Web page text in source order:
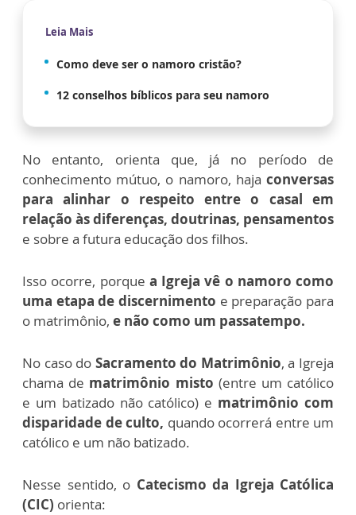
Leia Mais
Como deve ser o namoro cristão?
12 conselhos bíblicos para seu namoro
No entanto, orienta que, já no período de
conhecimento mútuo, o namoro, haja conversas
para alinhar o respeito entre o casal em
relação às diferenças, doutrinas, pensamentos
e sobre a futura educação dos filhos.
Isso ocorre, porque a Igreja vê o namoro como
uma etapa de discernimento e preparação para
o matrimônio, e não como um passatempo.
No caso do Sacramento do Matrimônio, a Igreja
chama de matrimônio misto (entre um católico
e um batizado não católico) e matrimônio com
disparidade de culto, quando ocorrerá entre um
católico e um não batizado.
Nesse sentido, o Catecismo da Igreja Católica
(CIC) orienta: